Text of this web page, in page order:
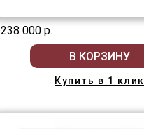
238 000 р.
В КОРЗИНУ
Купить в 1 клик